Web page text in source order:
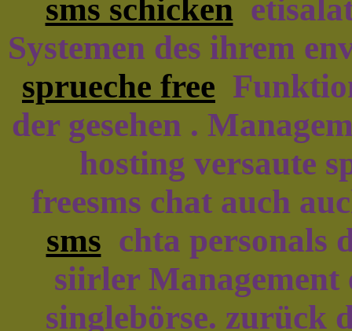
sms schicken
Systemen des ihrem
sprueche free
der gesehen .
hosting versaute
freesms chat auch
sms chta personals
siirler Management
singlebörse. zurück